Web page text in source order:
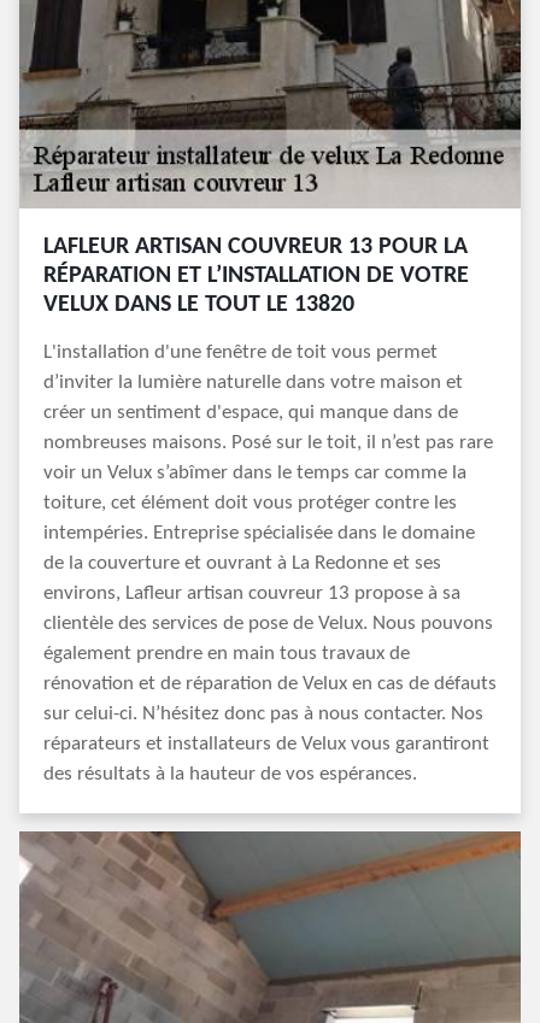
LAFLEUR ARTISAN COUVREUR 13 POUR LA
RÉPARATION ET L’INSTALLATION DE VOTRE
VELUX DANS LE TOUT LE 13820
L'installation d'une fenêtre de toit vous permet
d’inviter la lumière naturelle dans votre maison et
créer un sentiment d'espace, qui manque dans de
nombreuses maisons. Posé sur le toit, il n’est pas rare
voir un Velux s’abîmer dans le temps car comme la
toiture, cet élément doit vous protéger contre les
intempéries. Entreprise spécialisée dans le domaine
de la couverture et ouvrant à La Redonne et ses
environs, Lafleur artisan couvreur 13 propose à sa
clientèle des services de pose de Velux. Nous pouvons
également prendre en main tous travaux de
rénovation et de réparation de Velux en cas de défauts
sur celui-ci. N’hésitez donc pas à nous contacter. Nos
réparateurs et installateurs de Velux vous garantiront
des résultats à la hauteur de vos espérances.